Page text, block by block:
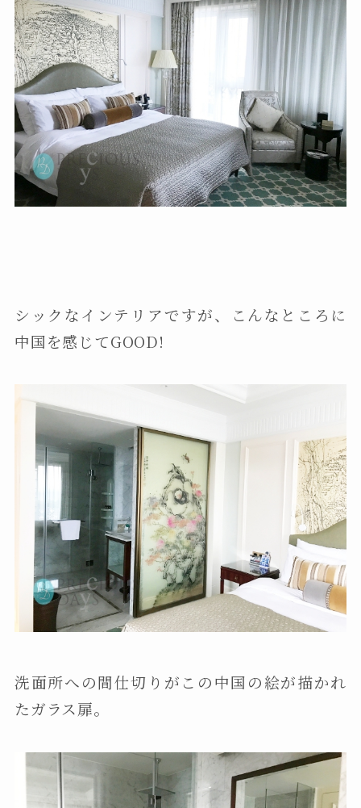
シックなインテリアですが、こんなところに
中国を感じてGOOD!
洗面所への間仕切りがこの中国の絵が描かれ
たガラス扉。